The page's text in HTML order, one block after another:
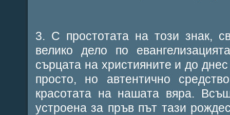
3. С простотата на този знак,
велико дело по
сърцата на християните и до
просто, но автентично
красотата на нашата вяра.
устроена за пръв път тази